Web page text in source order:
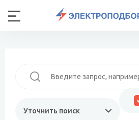
Уточнить поиск